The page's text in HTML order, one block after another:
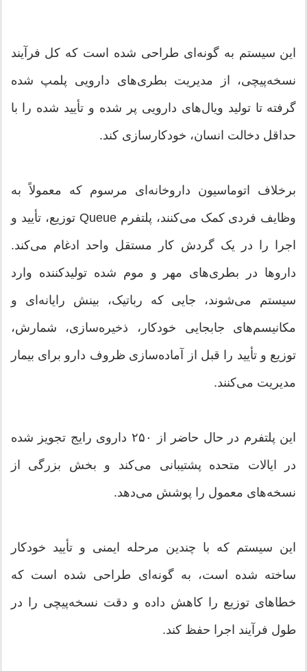
این سیستم به گونه‌ای طراحی شده است که کل فرآیند
نسخه‌پیچی، از مدیریت بطری‌های دارویی پلمپ شده
گرفته تا تولید ویال‌های دارویی پر شده و تأیید شده را با
حداقل دخالت انسان، خودکارسازی کند.
برخلاف اتوماسیون داروخانه‌ای مرسوم که معمولاً به
وظایف فردی کمک می‌کنند، پلتفرم Queue توزیع، تأیید و
اجرا را در یک گردش کار مستقل واحد ادغام می‌کند.
داروها در بطری‌های مهر و موم شده تولیدکننده وارد
سیستم می‌شوند، جایی که رباتیک، بینش رایانه‌ای و
مکانیسم‌های جابجایی خودکار، ذخیره‌سازی، شمارش،
توزیع و تأیید را قبل از آماده‌سازی ظروف دارو برای بیمار
مدیریت می‌کنند.
این پلتفرم در حال حاضر از ۲۵۰ داروی رایج تجویز شده
در ایالات متحده پشتیبانی می‌کند و بخش بزرگی از
نسخه‌های معمول را پوشش می‌دهد.
این سیستم که با چندین مرحله ایمنی و تأیید خودکار
ساخته شده است، به گونه‌ای طراحی شده است که
خطاهای توزیع را کاهش داده و دقت نسخه‌پیچی را در
طول فرآیند اجرا حفظ کند.